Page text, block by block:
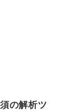
の解析ツ